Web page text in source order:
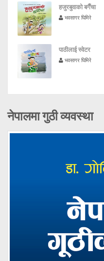
हजुरबुवाकाे बगैँचा
भवसागर घिमिरे
पाठीलाई स्वेटर
भवसागर घिमिरे
नेपालमा गुठी व्यवस्था